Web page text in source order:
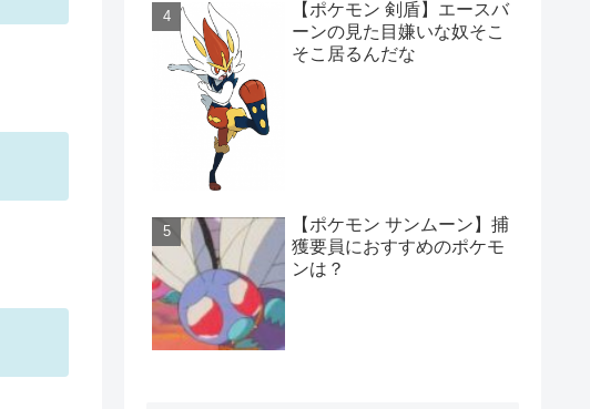
【ポケモン 剣盾】エースバ
ーンの見た目嫌いな奴そこ
そこ居るんだな
【ポケモン サンムーン】捕
獲要員におすすめのポケモ
ンは？